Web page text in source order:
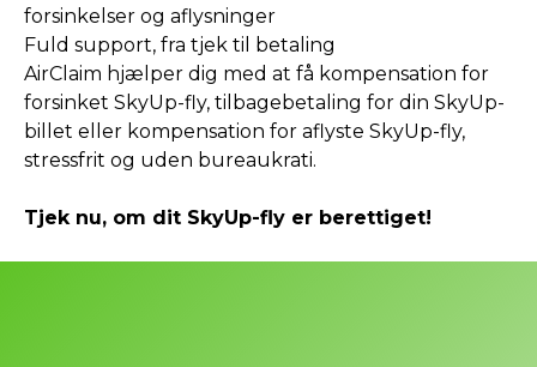
forsinkelser og aflysninger
Fuld support, fra tjek til betaling
AirClaim hjælper dig med at få kompensation for
forsinket SkyUp-fly, tilbagebetaling for din SkyUp-
billet eller kompensation for aflyste SkyUp-fly,
stressfrit og uden bureaukrati.
Tjek nu, om dit SkyUp-fly er berettiget!